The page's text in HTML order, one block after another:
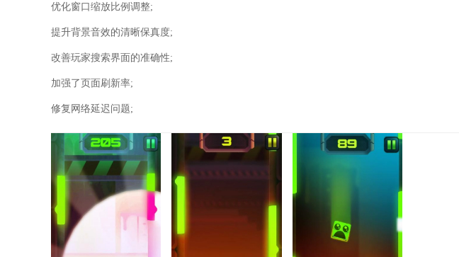
优化窗口缩放比例调整;
提升背景音效的清晰保真度;
改善玩家搜索界面的准确性;
加强了页面刷新率;
修复网络延迟问题;